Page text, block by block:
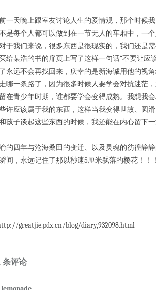
一天晚上跟室友讨论人生的爱情观，那个时候
是每个人都可以做到在一节无人的车厢中，一
于我们来说，很多东西是很现实的，我们还是
给某浩的书的扉页上写了这样一句话“不要让
永远不会再找回来，庆幸的是新海诚用他的视
哪一条路了，因为很多时候人要学会对抗迷茫
在青少年时期，谁都要学会变得成熟。我想我
许应该属于我的东西，这样当我变得世故、圆
孩子谈起这些东西的时候，我还能在内心留下
的四年与沧海桑田的变迁、以及灵魂的彷徨静
间，永远记住了那以秒速5厘米飘落的樱花！！
greatjie.pdx.cn/blog/diary,932098.html
条评论